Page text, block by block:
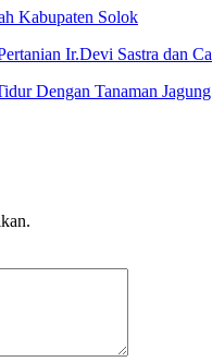
Kabupaten Solok
Dengan Tanaman Jagung